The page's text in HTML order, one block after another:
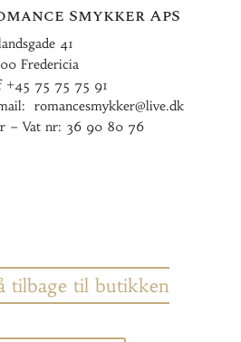
Smykker ApS
41
Fredericia
+45 75 75 75 91
romancesmykker@live.dk
– Vat nr: 36 90 80 76
tilbage til butikken